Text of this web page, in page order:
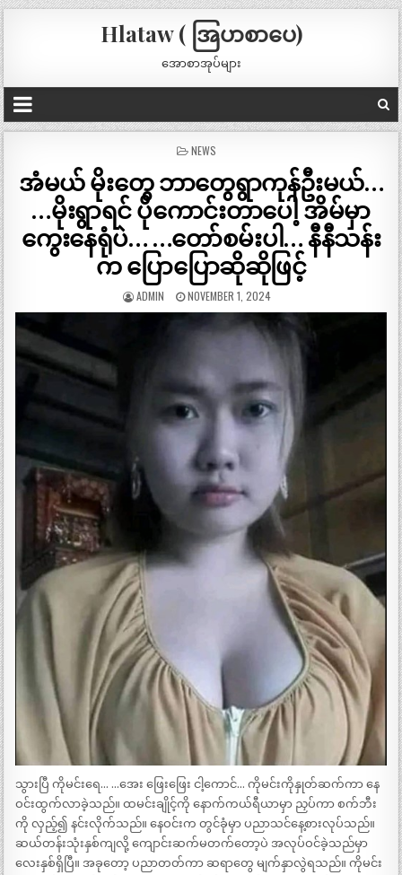
Hlataw ( အြပာစာပေ)
အောစာအုပ်များ
POSTED
NEWS
အံမယ် မိုးတွေ ဘာတွေရွာကုန်ဦးမယ်…
…မိုးရွာရင် ပိုကောင်းတာပေါ့ အိမ်မှာ
ကွေးနေရုံပဲ… …တော်စမ်းပါ… နီနီသန်း
က ပြောပြောဆိုဆိုဖြင့်
ADMIN NOVEMBER 1, 2024
သွားပြီ ကိုမင်းရေ… …အေး ဖြေးဖြေး ငါ့ကောင်… ကိုမင်းကိုနှုတ်ဆက်ကာ နေ
ဝင်းထွက်လာခဲ့သည်။ ထမင်းချိုင့်ကို နောက်ကယ်ရီယာမှာ ညှပ်ကာ စက်ဘီး
ကို လှည့်၍ နင်းလိုက်သည်။ နေဝင်းက တွင်ခုံမှာ ပညာသင်နေ့စားလုပ်သည်။
ဆယ်တန်းသုံးနှစ်ကျလို့ ကျောင်းဆက်မတက်တော့ပဲ အလုပ်ဝင်ခဲ့သည်မှာ
လေးနှစ်ရှိပြီ။ အခုတော့ ပညာတတ်ကာ ဆရာတွေ မျက်နှာလွဲရသည်။ ကိုမင်း